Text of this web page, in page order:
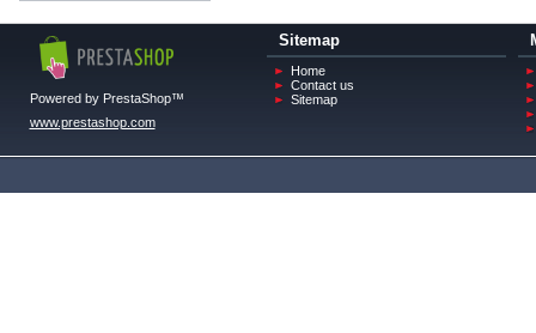
Powered by PrestaShop™
www.prestashop.com
Sitemap
Home
Contact us
Sitemap